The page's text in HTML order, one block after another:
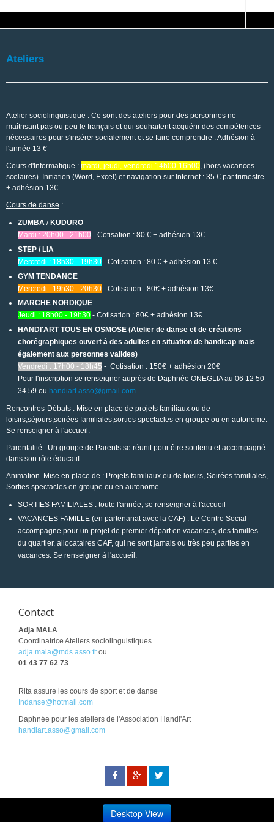
Ateliers
Atelier sociolinguistique : Ce sont des ateliers pour des personnes ne
maîtrisant pas ou peu le français et qui souhaitent acquérir des compétences
nécessaires pour s'insérer socialement et se faire comprendre : Adhésion à
l'année 13 €
Cours d'Informatique : mardi, jeudi, vendredi 14h00-16h00, (hors vacances
scolaires). Initiation (Word, Excel) et navigation sur Internet : 35 € par trimestre
+ adhésion 13€
Cours de danse :
ZUMBA / KUDURO
Mardi : 20h00 - 21h00 - Cotisation : 80 € + adhésion 13€
STEP / LIA
Mercredi : 18h30 - 19h30 - Cotisation : 80 € + adhésion 13 €
GYM TENDANCE
Mercredi : 19h30 - 20h30 - Cotisation : 80€ + adhésion 13€
MARCHE NORDIQUE
Jeudi : 18h00 - 19h30 - Cotisation : 80€ + adhésion 13€
HANDI'ART TOUS EN OSMOSE (Atelier de danse et de créations
chorégraphiques ouvert à des adultes en situation de handicap mais
également aux personnes valides)
Vendredi : 17h00 - 18h45 - Cotisation : 150€ + adhésion 20€
Pour l'inscription se renseigner auprès de Daphnée ONEGLIA au 06 12 50
34 59 ou handiart.asso@gmail.com
Rencontres-Débats : Mise en place de projets familiaux ou de
loisirs,séjours,soirées familiales,sorties spectacles en groupe ou en autonome.
Se renseigner à l'accueil.
Parentalité : Un groupe de Parents se réunit pour être soutenu et accompagné
dans son rôle éducatif.
Animation . Mise en place de : Projets familiaux ou de loisirs, Soirées familiales,
Sorties spectacles en groupe ou en autonome
SORTIES FAMILIALES : toute l'année, se renseigner à l'accueil
VACANCES FAMILLE (en partenariat avec la CAF) : Le Centre Social
accompagne pour un projet de premier départ en vacances, des familles
du quartier, allocataires CAF, qui ne sont jamais ou très peu parties en
vacances. Se renseigner à l'accueil.
Contact
Adja MALA
Coordinatrice Ateliers sociolinguistiques
adja.mala@mds.asso.fr ou
01 43 77 62 73
Rita assure les cours de sport et de danse
Indanse@hotmail.com
Daphnée pour les ateliers de l'Association Handi'Art
handiart.asso@gmail.com
Desktop View